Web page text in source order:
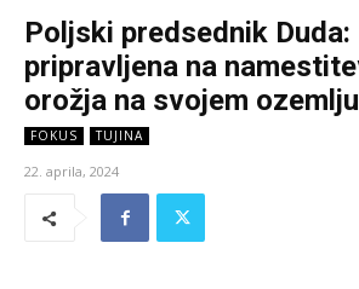
Poljski predsednik
pripravljena na
orožja na svojem ozemlju
FOKUS TUJINA
22. aprila, 2024